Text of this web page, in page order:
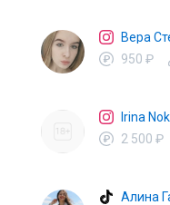
Вера
950 ₽
Irina
2 500 ₽
Алина